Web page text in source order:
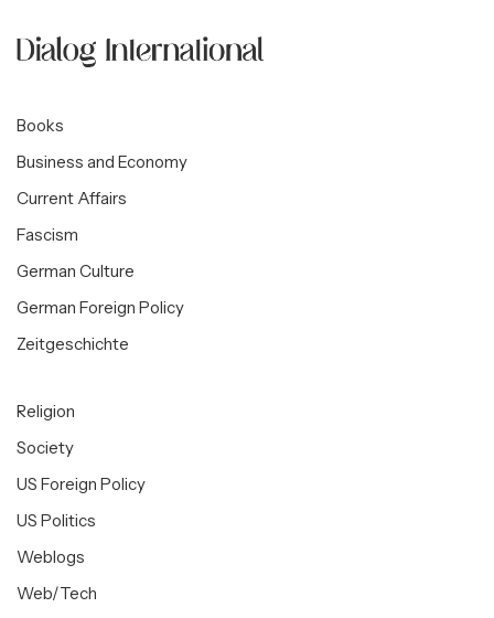
Books
Business and Economy
Current Affairs
Fascism
German Culture
German Foreign Policy
Zeitgeschichte
Religion
Society
US Foreign Policy
US Politics
Weblogs
Web/Tech